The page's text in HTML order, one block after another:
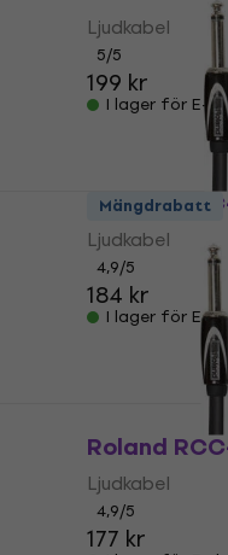
Ljudkabel
5/5
199 kr
I lager för E-
Roland
Ljudkabel
4,9/5
184 kr
I lager för E-
Mängdrabatt
Roland
Ljudkabel
4,9/5
177 kr